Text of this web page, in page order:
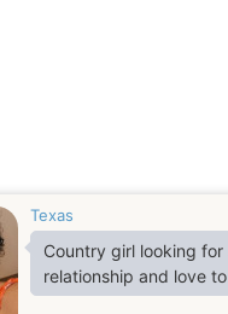
Texas
Country girl looking for
relationship and love